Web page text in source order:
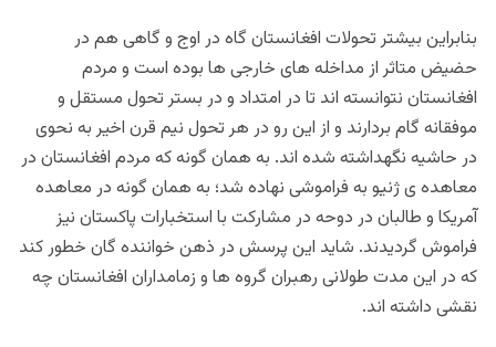
بنابراین بیشتر تحولات افغانستان گاه در اوج و گاهی هم در
حضیض متاثر از مداخله های خارجی ها بوده است و مردم
افغانستان نتوانسته اند تا در امتداد و در بستر تحول مستقل و
موفقانه گام بردارند و از این رو در هر تحول نیم قرن اخیر به نحوی
در حاشیه نگهداشته شده اند. به همان گونه که مردم افغانستان در
معاهده ی ژنیو به فراموشی نهاده شد؛ به همان گونه در معاهده
آمریکا و طالبان در دوحه در مشارکت با استخبارات پاکستان نیز
فراموش گردیدند. شاید این پرسش در ذهن خواننده گان خطور کند
که در این مدت طولانی رهبران گروه ها و زمامداران افغانستان چه
نقشی داشته اند.